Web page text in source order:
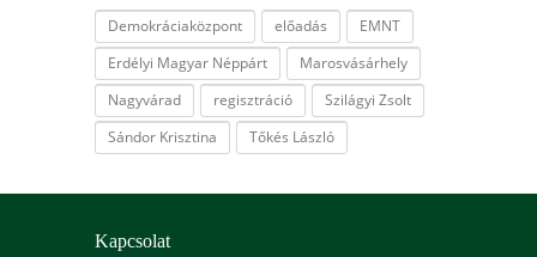
Demokráciaközpont előadás
EMNT
Erdélyi Magyar Néppárt
Marosvásárhely
Nagyvárad
regisztráció
Szilágyi Zsolt
Sándor Krisztina
Tőkés László
Kapcsolat